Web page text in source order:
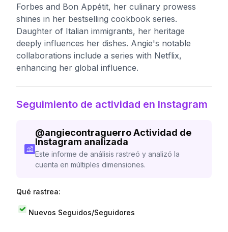
Forbes and Bon Appétit, her culinary prowess
shines in her bestselling cookbook series.
Daughter of Italian immigrants, her heritage
deeply influences her dishes. Angie's notable
collaborations include a series with Netflix,
enhancing her global influence.
Seguimiento de actividad en Instagram
@angiecontraguerroActividad de
Instagram analizada
Este informe de análisis rastreó y analizó la
cuenta en múltiples dimensiones.
Qué rastrea:
Nuevos Seguidos/Seguidores